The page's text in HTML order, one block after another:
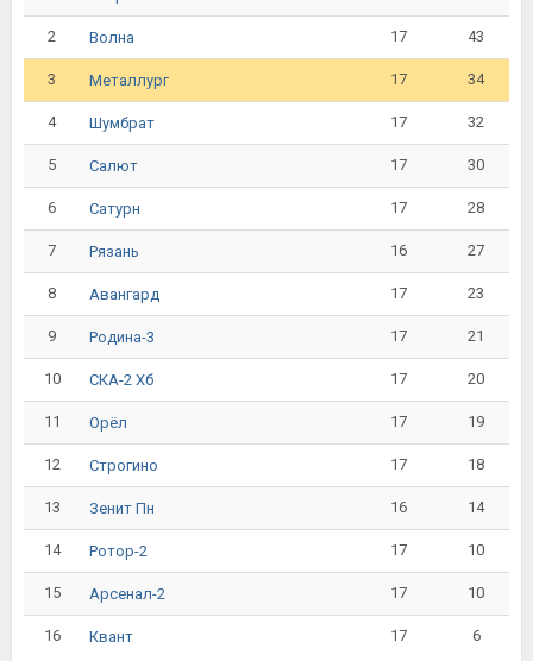
2 Волна 17 43
3 Металлург 17 34
4 Шумбрат 17 32
5 Салют 17 30
6 Сатурн 17 28
7 Рязань 16 27
8 Авангард 17 23
9 Родина-3 17 21
10 СКА-2 Хб 17 20
11 Орёл 17 19
12 Строгино 17 18
13 Зенит Пн 16 14
14 Ротор-2 17 10
15 Арсенал-2 17 10
16 Квант 17 6